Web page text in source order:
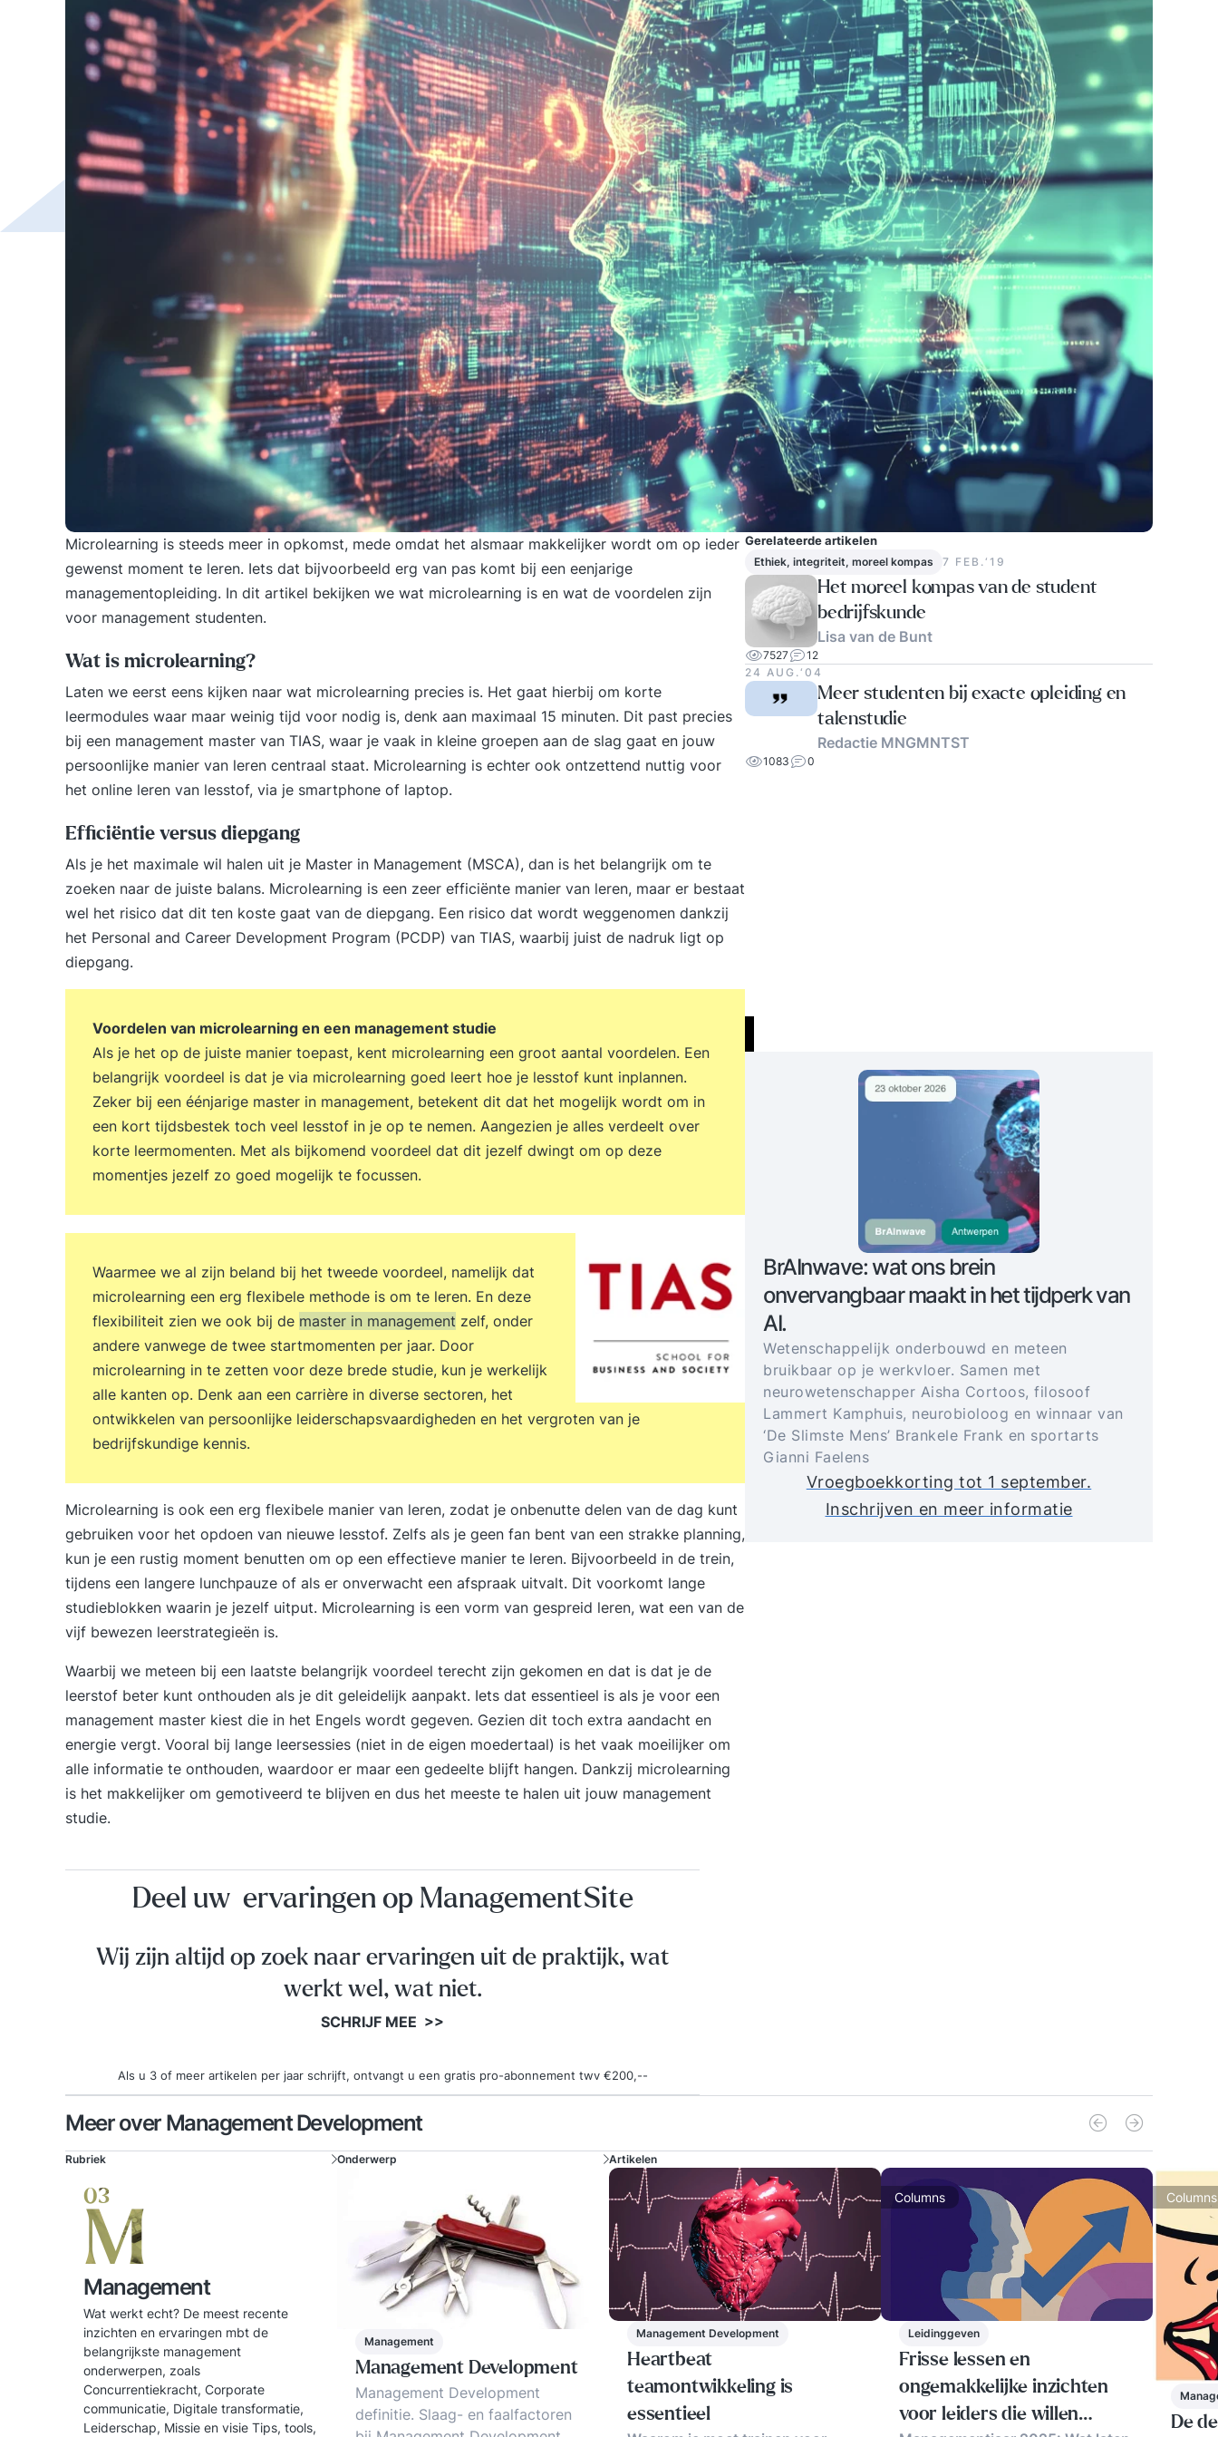
Microlearning is steeds meer in opkomst, mede omdat het alsmaar makkelijker wordt om op ieder
gewenst moment te leren. Iets dat bijvoorbeeld erg van pas komt bij een eenjarige
managementopleiding. In dit artikel bekijken we wat microlearning is en wat de voordelen zijn
voor management studenten.
Wat is microlearning?
Laten we eerst eens kijken naar wat microlearning precies is. Het gaat hierbij om korte
leermodules waar maar weinig tijd voor nodig is, denk aan maximaal 15 minuten. Dit past precies
bij een management master van TIAS, waar je vaak in kleine groepen aan de slag gaat en jouw
persoonlijke manier van leren centraal staat. Microlearning is echter ook ontzettend nuttig voor
het online leren van lesstof, via je smartphone of laptop.
Efficiëntie versus diepgang
Als je het maximale wil halen uit je Master in Management (MSCA), dan is het belangrijk om te
zoeken naar de juiste balans. Microlearning is een zeer efficiënte manier van leren, maar er bestaat
wel het risico dat dit ten koste gaat van de diepgang. Een risico dat wordt weggenomen dankzij
het Personal and Career Development Program (PCDP) van TIAS, waarbij juist de nadruk ligt op
diepgang.
Voordelen van microlearning en een management studie
Als je het op de juiste manier toepast, kent microlearning een groot aantal voordelen. Een
belangrijk voordeel is dat je via microlearning goed leert hoe je lesstof kunt inplannen.
Zeker bij een éénjarige master in management, betekent dit dat het mogelijk wordt om in
een kort tijdsbestek toch veel lesstof in je op te nemen. Aangezien je alles verdeelt over
korte leermomenten. Met als bijkomend voordeel dat dit jezelf dwingt om op deze
momentjes jezelf zo goed mogelijk te focussen.
Waarmee we al zijn beland bij het tweede voordeel, namelijk dat
microlearning een erg flexibele methode is om te leren. En deze
flexibiliteit zien we ook bij de master in management zelf, onder
andere vanwege de twee startmomenten per jaar. Door
microlearning in te zetten voor deze brede studie, kun je werkelijk
alle kanten op. Denk aan een carrière in diverse sectoren, het
ontwikkelen van persoonlijke leiderschapsvaardigheden en het vergroten van je
bedrijfskundige kennis.
Microlearning is ook een erg flexibele manier van leren, zodat je onbenutte delen van de dag kunt
gebruiken voor het opdoen van nieuwe lesstof. Zelfs als je geen fan bent van een strakke planning,
kun je een rustig moment benutten om op een effectieve manier te leren. Bijvoorbeeld in de trein,
tijdens een langere lunchpauze of als er onverwacht een afspraak uitvalt. Dit voorkomt lange
studieblokken waarin je jezelf uitput. Microlearning is een vorm van gespreid leren, wat een van de
vijf bewezen leerstrategieën is.
Waarbij we meteen bij een laatste belangrijk voordeel terecht zijn gekomen en dat is dat je de
leerstof beter kunt onthouden als je dit geleidelijk aanpakt. Iets dat essentieel is als je voor een
management master kiest die in het Engels wordt gegeven. Gezien dit toch extra aandacht en
energie vergt. Vooral bij lange leersessies (niet in de eigen moedertaal) is het vaak moeilijker om
alle informatie te onthouden, waardoor er maar een gedeelte blijft hangen. Dankzij microlearning
is het makkelijker om gemotiveerd te blijven en dus het meeste te halen uit jouw management
studie.
Gerelateerde artikelen
Ethiek, integriteit, moreel kompas 7 FEB.‘19
Het moreel kompas van de student
bedrijfskunde
Lisa van de Bunt
7527
12
24 AUG.‘04
Meer studenten bij exacte opleiding en
talenstudie
Redactie MNGMNTST
1083 0
BrAInwave: wat ons brein
onvervangbaar maakt in het tijdperk van
AI.
Wetenschappelijk onderbouwd en meteen
bruikbaar op je werkvloer. Samen met
neurowetenschapper Aisha Cortoos, filosoof
Lammert Kamphuis, neurobioloog en winnaar van
‘De Slimste Mens’ Brankele Frank en sportarts
Gianni Faelens
Vroegboekkorting tot 1 september.
Inschrijven en meer informatie
Deel uw ervaringen op ManagementSite
Wij zijn altijd op zoek naar ervaringen uit de praktijk, wat
werkt wel, wat niet.
SCHRIJF MEE >>
Als u 3 of meer artikelen per jaar schrijft, ontvangt u een gratis pro-abonnement twv €200,--
Meer over Management Development
Rubriek
03
M
Management
Wat werkt echt? De meest recente
inzichten en ervaringen mbt de
belangrijkste management
onderwerpen, zoals
Concurrentiekracht, Corporate
communicatie, Digitale transformatie,
Leiderschap, Missie en visie Tips, tools,
Onderwerp
Management
Management Development
Management Development
definitie. Slaag- en faalfactoren
Artikelen
Management Development
Heartbeat
teamontwikkeling is
essentieel
Columns
Leidinggeven
Frisse lessen en
ongemakkelijke inzichten
voor leiders die willen
Columns
De